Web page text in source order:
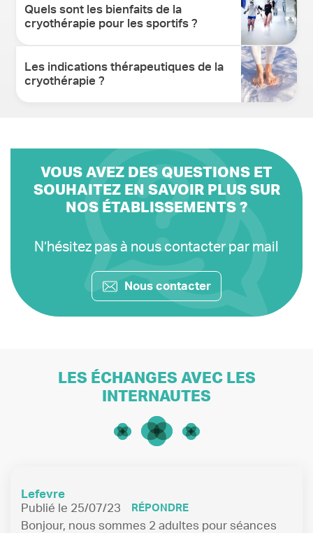
Quels sont les bienfaits de la
cryothérapie pour les sportifs ?
Les indications thérapeutiques de la
cryothérapie ?
VOUS AVEZ DES QUESTIONS ET
SOUHAITEZ EN SAVOIR PLUS SUR
NOS ÉTABLISSEMENTS ?
N’hésitez pas à nous contacter par mail
Nous contacter
LES ÉCHANGES AVEC LES
INTERNAUTES
Lefevre
Publié le 25/07/23
RÉPONDRE
Bonjour, nous sommes 2 adultes pour séances